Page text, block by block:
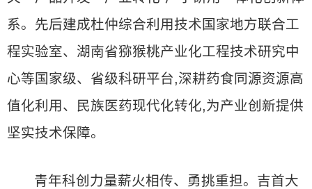
系。先后建成杜仲综合利用技术国家地方联合工
程实验室、湖南省猕猴桃产业化工程技术研究中
心等国家级、省级科研平台,深耕药食同源资源高
值化利用、民族医药现代化转化,为产业创新提供
坚实技术保障。
青年科创力量薪火相传、勇挑重担。吉首大